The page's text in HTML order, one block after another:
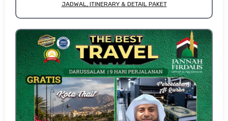
JADWAL, ITINERARY & DETAIL PAKET